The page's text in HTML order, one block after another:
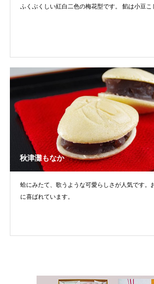
ふくぶくしい紅白二色の梅花型です。 餡は小豆こ
秋津灘もなか
蛤にみたて、歌うような可愛らしさが人気です。
に喜ばれています。